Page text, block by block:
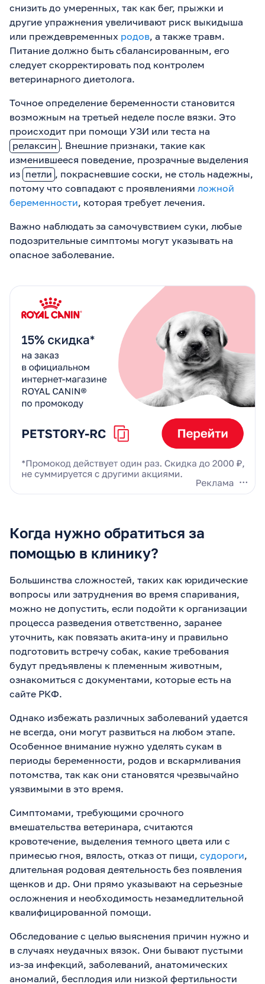
снизить до умеренных, так как бег, прыжки и
другие упражнения увеличивают риск выкидыша
или преждевременных родов, а также травм.
Питание должно быть сбалансированным, его
следует скорректировать под контролем
ветеринарного диетолога.
Точное определение беременности становится
возможным на третьей неделе после вязки. Это
происходит при помощи УЗИ или теста на
релаксин . Внешние признаки, такие как
изменившееся поведение, прозрачные выделения
из петли , покрасневшие соски, не столь надежны,
потому что совпадают с проявлениями ложной
беременности, которая требует лечения.
Важно наблюдать за самочувствием суки, любые
подозрительные симптомы могут указывать на
опасное заболевание.
Когда нужно обратиться за
помощью в клинику?
Большинства сложностей, таких как юридические
вопросы или затруднения во время спаривания,
можно не допустить, если подойти к организации
процесса разведения ответственно, заранее
уточнить, как повязать акита-ину и правильно
подготовить встречу собак, какие требования
будут предъявлены к племенным животным,
ознакомиться с документами, которые есть на
сайте РКФ.
Однако избежать различных заболеваний удается
не всегда, они могут развиться на любом этапе.
Особенное внимание нужно уделять сукам в
периоды беременности, родов и вскармливания
потомства, так как они становятся чрезвычайно
уязвимыми в это время.
Симптомами, требующими срочного
вмешательства ветеринара, считаются
кровотечение, выделения темного цвета или с
примесью гноя, вялость, отказ от пищи, судороги,
длительная родовая деятельность без появления
щенков и др. Они прямо указывают на серьезные
осложнения и необходимость незамедлительной
квалифицированной помощи.
Обследование с целью выяснения причин нужно и
в случаях неудачных вязок. Они бывают пустыми
из-за инфекций, заболеваний, анатомических
аномалий, бесплодия или низкой фертильности